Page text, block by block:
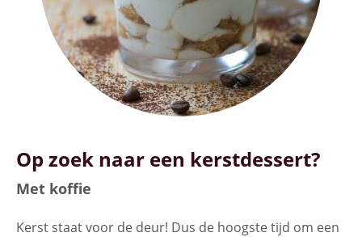
Op zoek naar een kerstdessert?
Met koffie
Kerst staat voor de deur! Dus de hoogste tijd om een